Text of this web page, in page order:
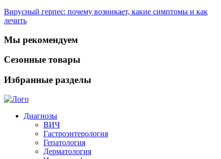
Вирусный герпес: почему возникает, какие симптомы и как
лечить
Мы рекомендуем
Сезонные товары
Избранные разделы
Диагнозы
ВИЧ
Гастроэнтерология
Гепатология
Дерматология